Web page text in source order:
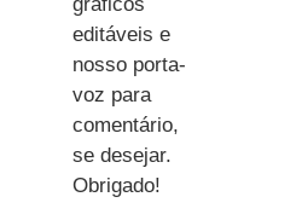
editáveis e
nosso porta-
voz para
comentário,
se desejar.
Obrigado!